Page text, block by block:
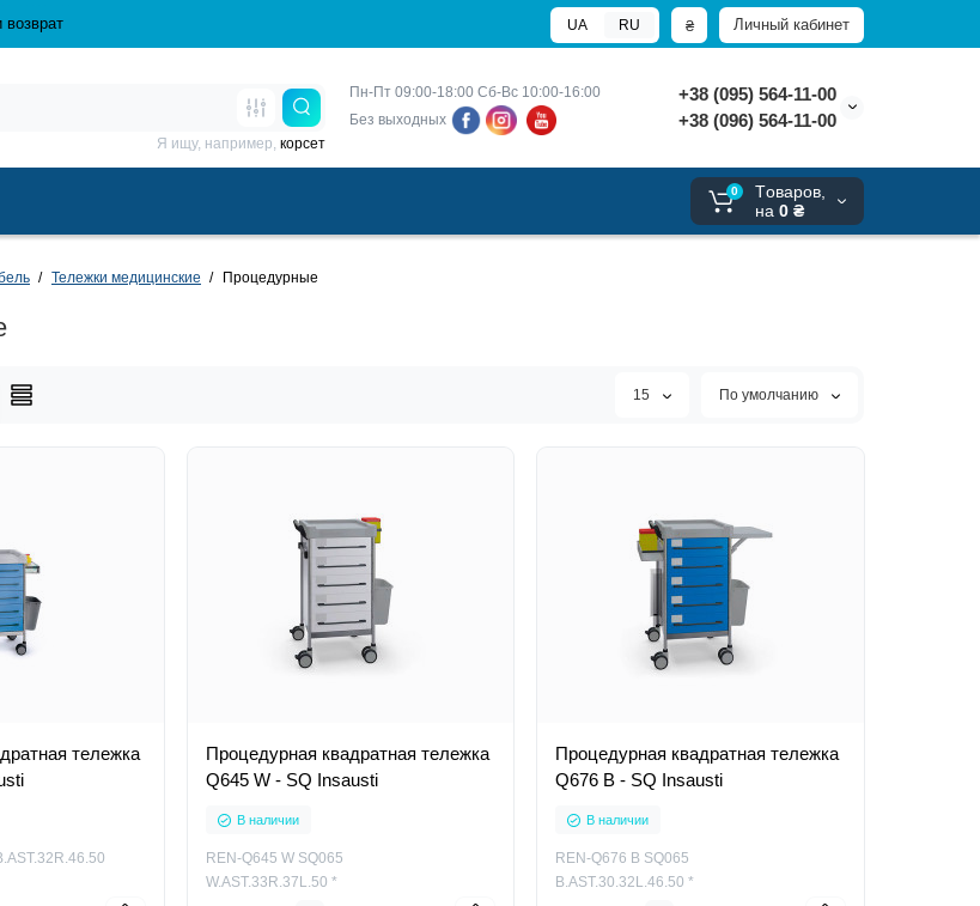
Личный кабинет
₴
UA RU
Пн-Пт 09:00-18:00 Сб-Вс 10:00-16:00
Без выходных
+38 (095) 564-11-00
+38 (096) 564-11-00
Я ищу, например, корсет
0
Tоваров,
на 0 ₴
Тележки медицинские Процедурные
15 По умолчанию
тележка
Процедурная квадратная тележка
Q645 W - SQ Insausti
В наличии
REN-Q645 W SQ065
W.AST.33R.37L.50 *
Процедурная квадратная тележка
Q676 B - SQ Insausti
В наличии
REN-Q676 B SQ065
B.AST.30.32L.46.50 *